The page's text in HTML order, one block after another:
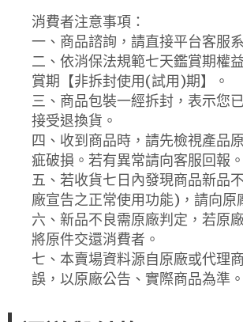
消費者注意事項：
一、商品諮詢，請直接平台客服
二、依消保法規範七天鑑賞期權
賞期【非拆封使用(試用)期】。
三、商品包裝一經拆封，表示您
接受退換貨。
四、收到商品時，請先檢視產品
疵破損。若有異常請向客服回報。
五、若收貨七日內發現商品新品
廠宣告之正常使用功能)，請向原
六、新品不良需原廠判定，若原
將原件交還消費者。
七、本賣場資料源自原廠或代理
誤，以原廠公告、實際商品為準。